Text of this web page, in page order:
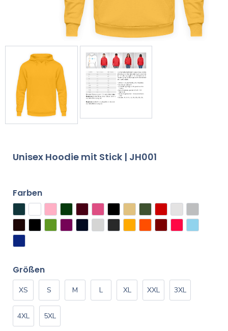
Unisex Hoodie mit Stick | JH001
Farben
Größen
XS S M L XL XXL 3XL
4XL 5XL